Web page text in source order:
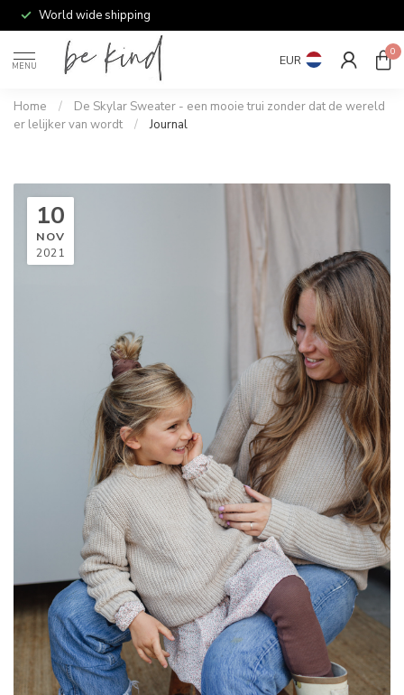
World wide shipping
MENU EUR
0
Home /
De Skylar Sweater - een mooie trui zonder dat de wereld
er lelijker van wordt
/ Journal
10
NOV
2021